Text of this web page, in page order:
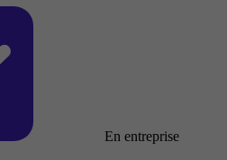
En entreprise